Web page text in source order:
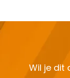
Wil je dit